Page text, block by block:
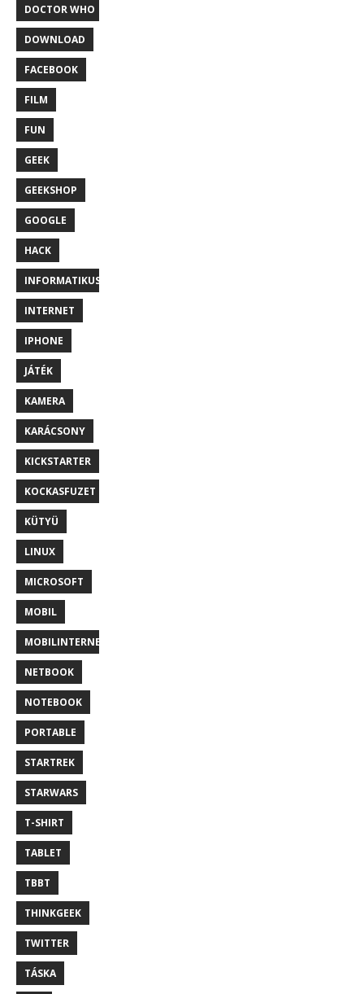
DOCTOR WHO
DOWNLOAD
FACEBOOK
FILM
FUN
GEEK
GEEKSHOP
GOOGLE
HACK
INFORMATIKUS
INTERNET
IPHONE
JÁTÉK
KAMERA
KARÁCSONY
KICKSTARTER
KOCKASFUZET
KÜTYÜ
LINUX
MICROSOFT
MOBIL
MOBILINTERNET
NETBOOK
NOTEBOOK
PORTABLE
STARTREK
STARWARS
T-SHIRT
TABLET
TBBT
THINKGEEK
TWITTER
TÁSKA